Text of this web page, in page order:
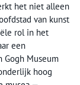
het niet alleen
van kunst
rol in het
een
Gogh Museum
hoog